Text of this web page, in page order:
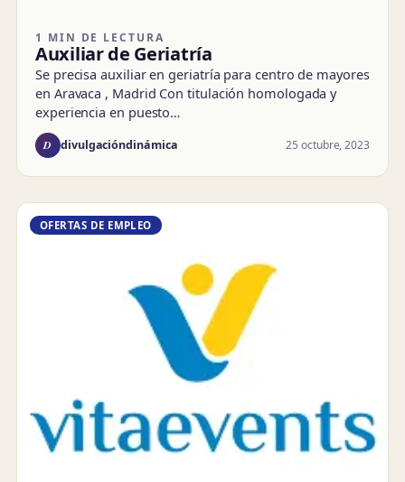
1 MIN DE LECTURA
Auxiliar de Geriatría
Se precisa auxiliar en geriatría para centro de mayores
en Aravaca , Madrid Con titulación homologada y
experiencia en puesto…
D divulgacióndinámica 25 octubre, 2023
OFERTAS DE EMPLEO